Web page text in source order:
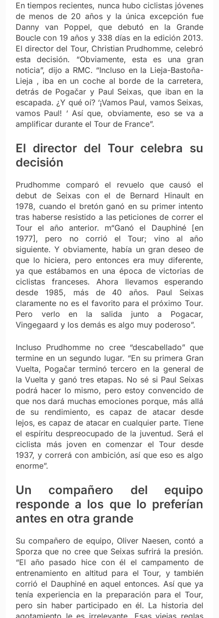
En tiempos recientes, nunca hubo ciclistas jóvenes
de menos de 20 años y la única excepción fue
Danny van Poppel, que debutó en la Grande
Boucle con 19 años y 338 días en la edición 2013.
El director del Tour, Christian Prudhomme, celebró
esta decisión. “Obviamente, esta es una gran
noticia”, dijo a RMC. “Incluso en la Lieja-Bastoña-
Lieja , iba en un coche al borde de la carretera,
detrás de Pogačar y Paul Seixas, que iban en la
escapada. ¿Y qué oí? ‘¡Vamos Paul, vamos Seixas,
vamos Paul! ‘ Así que, obviamente, eso se va a
amplificar durante el Tour de France”.
El director del Tour celebra su
decisión
Prudhomme comparó el revuelo que causó el
debut de Seixas con el de Bernard Hinault en
1978, cuando el bretón ganó en su primer intento
tras haberse resistido a las peticiones de correr el
Tour el año anterior. m“Ganó el Dauphiné [en
1977], pero no corrió el Tour; vino al año
siguiente. Y obviamente, había un gran deseo de
que lo hiciera, pero entonces era muy diferente,
ya que estábamos en una época de victorias de
ciclistas franceses. Ahora llevamos esperando
desde 1985, más de 40 años. Paul Seixas
claramente no es el favorito para el próximo Tour.
Pero verlo en la salida junto a Pogacar,
Vingegaard y los demás es algo muy poderoso”.
Incluso Prudhomme no cree “descabellado” que
termine en un segundo lugar. “En su primera Gran
Vuelta, Pogačar terminó tercero en la general de
la Vuelta y ganó tres etapas. No sé si Paul Seixas
podrá hacer lo mismo, pero estoy convencido de
que nos dará muchas emociones porque, más allá
de su rendimiento, es capaz de atacar desde
lejos, es capaz de atacar en cualquier parte. Tiene
el espíritu despreocupado de la juventud. Será el
ciclista más joven en comenzar el Tour desde
1937, y correrá con ambición, así que eso es algo
enorme”.
Un compañero del equipo
responde a los que lo preferían
antes en otra grande
Su compañero de equipo, Oliver Naesen, contó a
Sporza que no cree que Seixas sufrirá la presión.
“El año pasado hice con él el campamento de
entrenamiento en altitud para el Tour, y también
corrió el Dauphiné en aquel entonces. Así que ya
tenía experiencia en la preparación para el Tour,
pero sin haber participado en él. La historia del
agotamiento le es irrelevante. Esas viejas reglas